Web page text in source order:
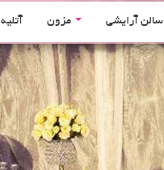
سالن آرایشی مزون آتلیه